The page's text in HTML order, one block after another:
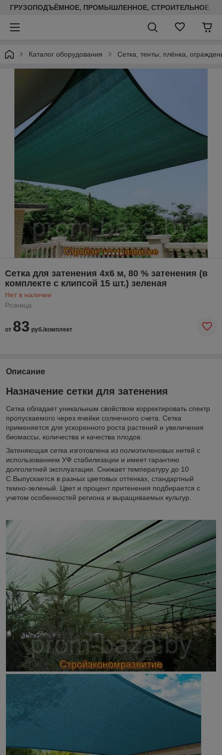
ГРУЗОПОДЪЁМНОЕ, ПРОМЫШЛЕННОЕ, СТРОИТЕЛЬНОЕ,
Каталог оборудования Сетка, тенты, плёнка,
Сетка для затенения 4х6 м, 80 % затенения (в
комплекте с клипсой 15 шт.) зеленая
Нет в наличии
Розница
от 83 руб./комплект
Описание
Назначение сетки для затенения
Сетка обладает уникальным свойством корректировать спектр
пропускаемого через ячейки солнечного счета. Сетка
применяется для ускоренного роста растений и увеличения
биомассы, количества и качества плодов.
Затеняющая сетка изготовлена из полиэтиленовых нитей с
использованием УФ стабилизации и имеет гарантию
долголетней эксплуатации. Снижает температуру до 10
С.Выпускается в разных цветовых оттенках, стандартный
темно-зеленый. Цвет и процент притенения подбирается с
учетом особенностей региона и выращиваемых культур.